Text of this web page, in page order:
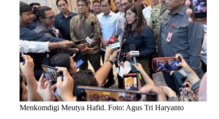
Menkomdigi Meutya Hafid. Foto: Agus Tri Haryanto